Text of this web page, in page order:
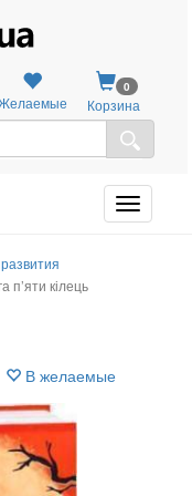
0
Корзина
п’яти кілець
В желаемые